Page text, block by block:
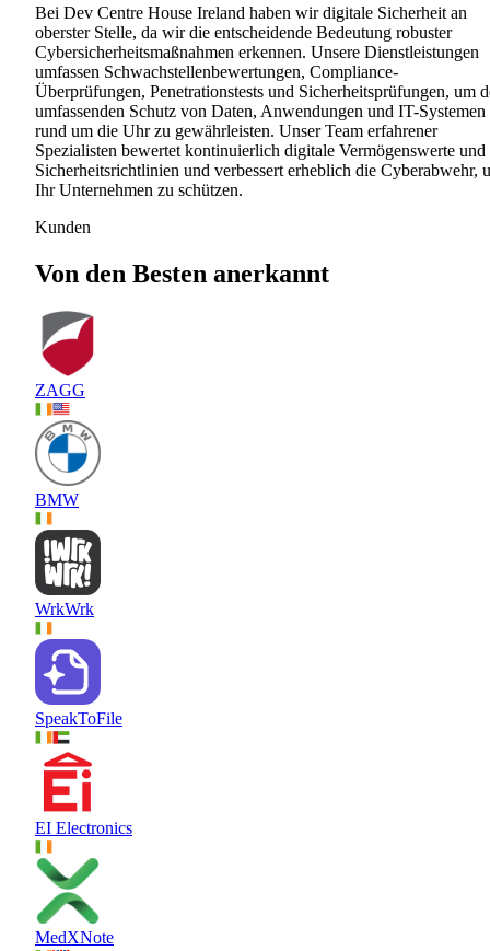
Bei Dev Centre House Ireland haben wir digitale Sicherheit an
oberster Stelle, da wir die entscheidende Bedeutung robuster
Cybersicherheitsmaßnahmen erkennen. Unsere Dienstleistungen
umfassen Schwachstellenbewertungen, Compliance-
Überprüfungen, Penetrationstests und Sicherheitsprüfungen, um
umfassenden Schutz von Daten, Anwendungen und IT-Systemen
rund um die Uhr zu gewährleisten. Unser Team erfahrener
Spezialisten bewertet kontinuierlich digitale Vermögenswerte und
Sicherheitsrichtlinien und verbessert erheblich die Cyberabwehr,
Ihr Unternehmen zu schützen.
Kunden
Von den Besten anerkannt
ZAGG
BMW
WrkWrk
SpeakToFile
EI Electronics
MedXNote